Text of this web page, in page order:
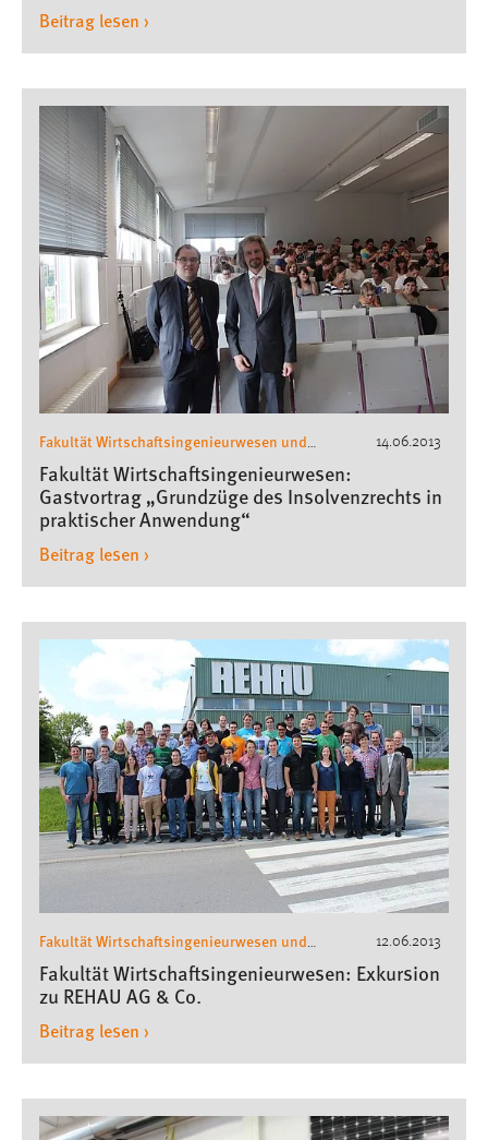
Beitrag lesen ›
14.06.2013
Fakultät Wirtschaftsingenieurwesen und
Gesundheit , Wirtschaftsingenieurwesen
Gastvorträge Wirschaftsingenieurwesen
Fakultät Wirtschaftsingenieurwesen:
Gastvortrag „Grundzüge des Insolvenzrechts in
praktischer Anwendung“
Beitrag lesen ›
12.06.2013
Fakultät Wirtschaftsingenieurwesen und
Gesundheit , Wirtschaftsingenieurwesen
Exkursionen Wirtschaftsingenieurwesen
Fakultät Wirtschaftsingenieurwesen: Exkursion
zu REHAU AG & Co.
Beitrag lesen ›